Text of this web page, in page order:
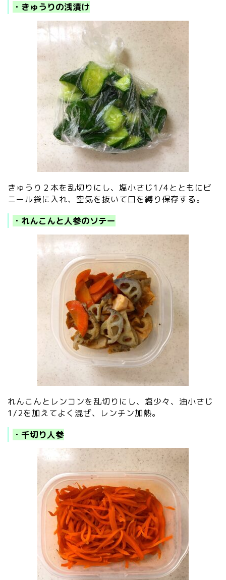
・きゅうりの浅漬け
きゅうり２本を乱切りにし、塩小さじ1/4とともにビ
ニール袋に入れ、空気を抜いて口を縛り保存する。
・れんこんと人参のソテー
れんこんとレンコンを乱切りにし、塩少々、油小さじ
1/2を加えてよく混ぜ、レンチン加熱。
・千切り人参